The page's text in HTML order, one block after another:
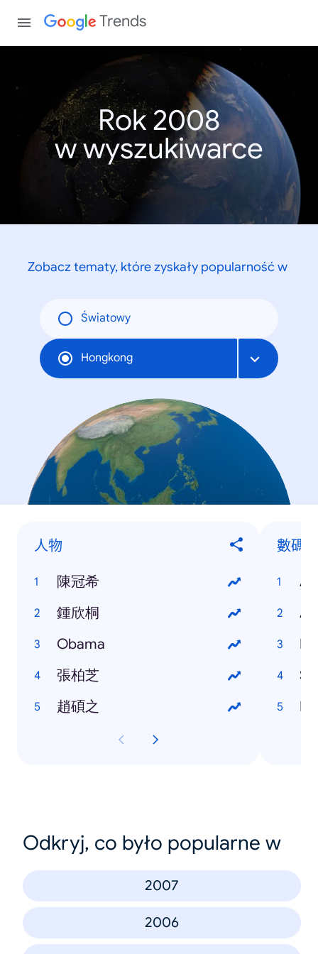
Trends
Rok 2008
w wyszukiwarce
Zobacz tematy, które zyskały popularność w
Światowy
Hongkong
人物
陳冠希
鍾欣桐
Obama
張柏芝
趙碩之
數碼
HP
Odkryj, co było popularne w
2007
2006